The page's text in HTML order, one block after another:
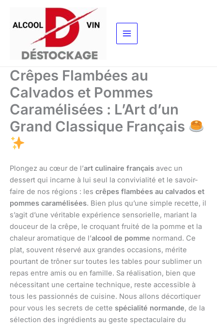
contenu
Crêpes Flambées au
Calvados et Pommes
Caramélisées : L’Art d’un
Grand Classique Français
Plongez au cœur de l’art culinaire français avec un
dessert qui incarne à lui seul la convivialité et le savoir-
faire de nos régions : les crêpes flambées au calvados et
pommes caramélisées. Bien plus qu’une simple recette, il
s’agit d’une véritable expérience sensorielle, mariant la
douceur de la crêpe, le croquant fruité de la pomme et la
chaleur aromatique de l’alcool de pomme normand. Ce
plat, souvent réservé aux grandes occasions, mérite
pourtant de trôner sur toutes les tables pour sublimer un
repas entre amis ou en famille. Sa réalisation, bien que
nécessitant une certaine technique, reste accessible à
tous les passionnés de cuisine. Nous allons décortiquer
pour vous les secrets de cette spécialité normande, de la
sélection des ingrédients au geste spectaculaire du